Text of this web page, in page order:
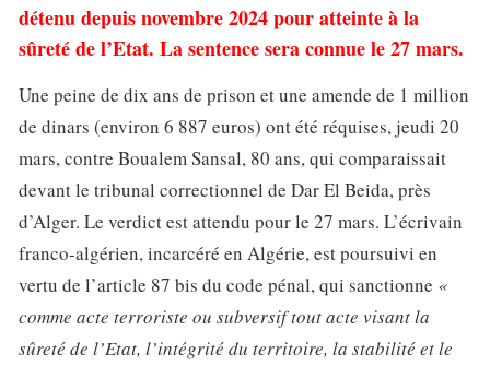
détenu depuis novembre 2024 pour atteinte à la
sûreté de l’Etat. La sentence sera connue le 27 mars.
Une peine de dix ans de prison et une amende de 1 million
de dinars (environ 6 887 euros) ont été réquises, jeudi 20
mars, contre Boualem Sansal, 80 ans, qui comparaissait
devant le tribunal correctionnel de Dar El Beida, près
d’Alger. Le verdict est attendu pour le 27 mars. L’écrivain
franco-algérien, incarcéré en Algérie, est poursuivi en
vertu de l’article 87 bis du code pénal, qui sanctionne «
comme acte terroriste ou subversif tout acte visant la
sûreté de l’Etat, l’intégrité du territoire, la stabilité et le